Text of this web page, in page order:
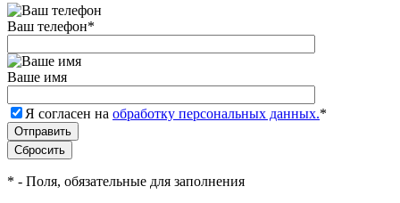
Ваш телефон*
Ваше имя
Я согласен на обработку персональных данных.*
* - Поля, обязательные для заполнения